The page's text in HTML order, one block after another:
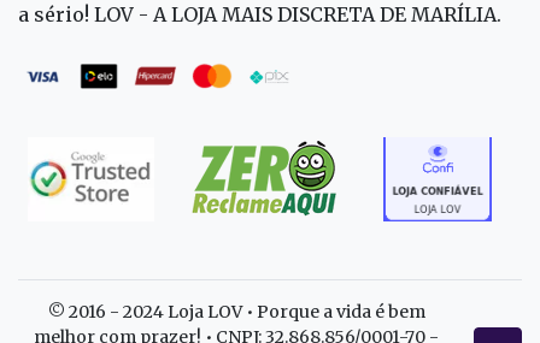
a sério! LOV - A LOJA MAIS DISCRETA DE MARÍLIA.
© 2016 - 2024 Loja LOV • Porque a vida é bem
melhor com prazer! • CNPJ: 32.868.856/0001-70 -